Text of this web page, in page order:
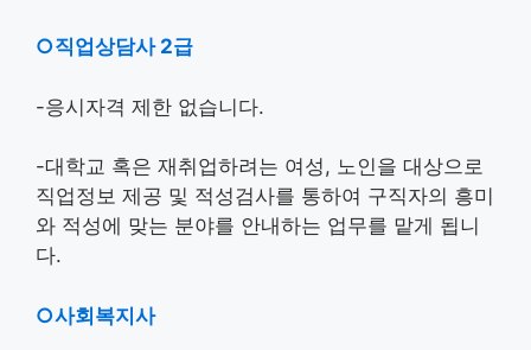
○직업상담사 2급
-응시자격 제한 없습니다.
-대학교 혹은 재취업하려는 여성, 노인을 대상으로
직업정보 제공 및 적성검사를 통하여 구직자의 흥미
와 적성에 맞는 분야를 안내하는 업무를 맡게 됩니
다.
○사회복지사